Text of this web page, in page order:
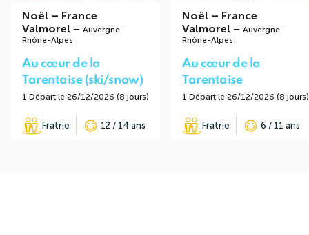
Noël – France
Valmorel – Auvergne-
Rhône-Alpes
Au cœur de la
Tarentaise (ski/snow)
1 Départ le 26/12/2026 (8 jours)
Fratrie 12 / 14 ans
Noël – France
Valmorel – Auvergne-
Rhône-Alpes
Au cœur de la
Tarentaise
1 Départ le 26/12/2026 (8 jours)
Fratrie 6 / 11 ans